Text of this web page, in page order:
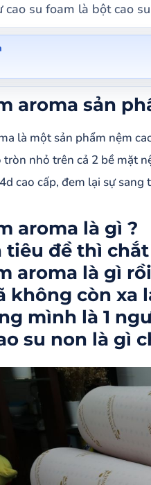
cao su foam là bột cao
sản phẩm dành cho người việt
1 số bạn đã không còn xa
foam
wiki/Cao_su_non
trúc nệm foam aroma
foam
foam aroma
Tính Aroma
tính Aroma
trình khuyến mãi nệm
aroma sản
là một sản phẩm nệm
nhỏ trên cả 2 bề mặt
cao cấp, đem lại sự
aroma là gì ?
tiêu đề thì
aroma là gì
không còn xa
mình là 1
su non là gì